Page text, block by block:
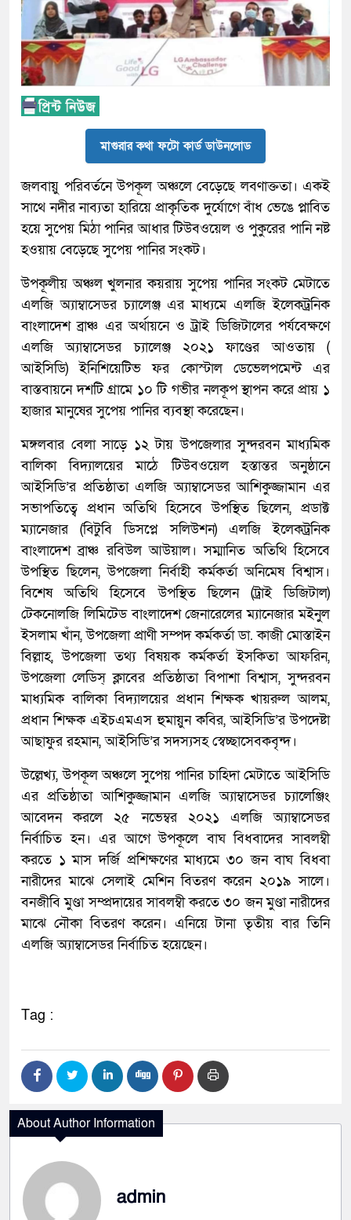
মাগুরার কথা ফটো কার্ড ডাউনলোড
জলবায়ু পরিবর্তনে উপকূল অঞ্চলে বেড়েছে লবণাক্ততা। একই
সাথে নদীর নাব্যতা হারিয়ে প্রাকৃতিক দুর্যোগে বাঁধ ভেঙে প্লাবিত
হয়ে সুপেয় মিঠা পানির আধার টিউবওয়েল ও পুকুরের পানি নষ্ট
হওয়ায় বেড়েছে সুপেয় পানির সংকট।
উপকূলীয় অঞ্চল খুলনার কয়রায় সুপেয় পানির সংকট মেটাতে
এলজি অ্যাম্বাসেডর চ্যালেঞ্জ এর মাধ্যমে এলজি ইলেকট্রনিক
বাংলাদেশ ব্রাঞ্চ এর অর্থায়নে ও ট্রাই ডিজিটালের পর্যবেক্ষণে
এলজি অ্যাম্বাসেডর চ্যালেঞ্জ ২০২১ ফাণ্ডের আওতায় (
আইসিডি) ইনিশিয়েটিভ ফর কোস্টাল ডেভেলপমেন্ট এর
বাস্তবায়নে দশটি গ্রামে ১০ টি গভীর নলকূপ স্থাপন করে প্রায় ১
হাজার মানুষের সুপেয় পানির ব্যবস্থা করেছেন।
মঙ্গলবার বেলা সাড়ে ১২ টায় উপজেলার সুন্দরবন মাধ্যমিক
বালিকা বিদ্যালয়ের মাঠে টিউবওয়েল হস্তান্তর অনুষ্ঠানে
আইসিডি’র প্রতিষ্ঠাতা এলজি অ্যাম্বাসেডর আশিকুজ্জামান এর
সভাপতিত্বে প্রধান অতিথি হিসেবে উপস্থিত ছিলেন, প্রডাক্ট
ম্যানেজার (বিটুবি ডিসপ্লে সলিউশন) এলজি ইলেকট্রনিক
বাংলাদেশ ব্রাঞ্চ রবিউল আউয়াল। সম্মানিত অতিথি হিসেবে
উপস্থিত ছিলেন, উপজেলা নির্বাহী কর্মকর্তা অনিমেষ বিশ্বাস।
বিশেষ অতিথি হিসেবে উপস্থিত ছিলেন (ট্রাই ডিজিটাল)
টেকনোলজি লিমিটেড বাংলাদেশ জেনারেলের ম্যানেজার মইনুল
ইসলাম খাঁন, উপজেলা প্রাণী সম্পদ কর্মকর্তা ডা. কাজী মোস্তাইন
বিল্লাহ, উপজেলা তথ্য বিষয়ক কর্মকর্তা ইসকিতা আফরিন,
উপজেলা লেডিস্ ক্লাবের প্রতিষ্ঠাতা বিপাশা বিশ্বাস, সুন্দরবন
মাধ্যমিক বালিকা বিদ্যালয়ের প্রধান শিক্ষক খায়রুল আলম,
প্রধান শিক্ষক এইচএমএস হুমায়ুন কবির, আইসিডি’র উপদেষ্টা
আছাফুর রহমান, আইসিডি’র সদস্যসহ স্বেচ্ছাসেবকবৃন্দ।
উল্লেখ্য, উপকূল অঞ্চলে সুপেয় পানির চাহিদা মেটাতে আইসিডি
এর প্রতিষ্ঠাতা আশিকুজ্জামান এলজি অ্যাম্বাসেডর চ্যালেঞ্জিং
আবেদন করলে ২৫ নভেম্বর ২০২১ এলজি অ্যাম্বাসেডর
নির্বাচিত হন। এর আগে উপকূলে বাঘ বিধবাদের সাবলম্বী
করতে ১ মাস দর্জি প্রশিক্ষণের মাধ্যমে ৩০ জন বাঘ বিধবা
নারীদের মাঝে সেলাই মেশিন বিতরণ করেন ২০১৯ সালে।
বনজীবি মুণ্ডা সম্প্রদায়ের সাবলম্বী করতে ৩০ জন মুণ্ডা নারীদের
মাঝে নৌকা বিতরণ করেন। এনিয়ে টানা তৃতীয় বার তিনি
এলজি অ্যাম্বাসেডর নির্বাচিত হয়েছেন।
Tag :
About Author Information
admin